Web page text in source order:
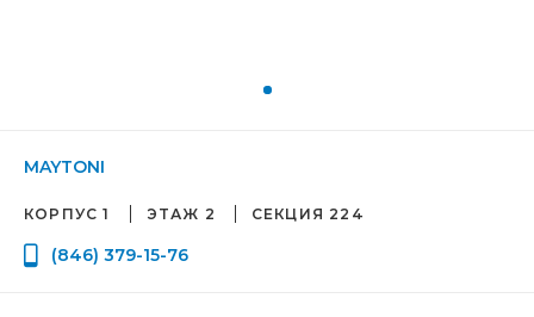
MAYTONI
КОРПУС 1 ЭТАЖ 2 СЕКЦИЯ 224
(846) 379-15-76